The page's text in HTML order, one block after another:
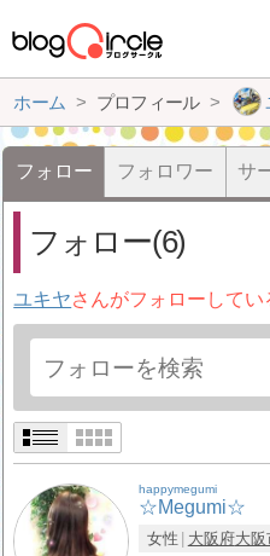
ホーム プロフィール
フォロー フォロワー サ
フォロー(6)
ユキヤさんがフォローしてい
happymegumi
☆Megumi☆
女性 大阪府大阪